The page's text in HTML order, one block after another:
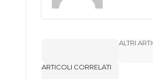
ARTICOLI CORRELATI
ALTRI